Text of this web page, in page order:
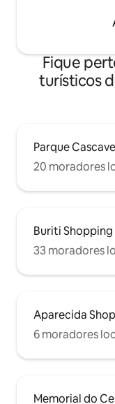
Fique
turísticos
Parque
20 moradores
Buriti Shopping
33 moradores
Aparecida
6 moradores
Memorial do